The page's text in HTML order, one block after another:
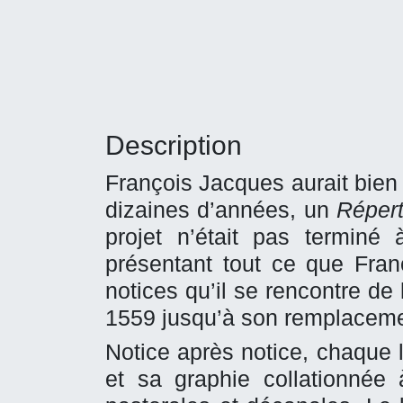
Description
François Jacques aurait
dizaines d’années, un